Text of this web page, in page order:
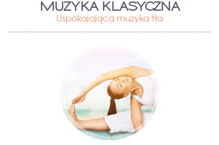
MUZYKA KLASYCZNA
Uspokajająca muzyka tła